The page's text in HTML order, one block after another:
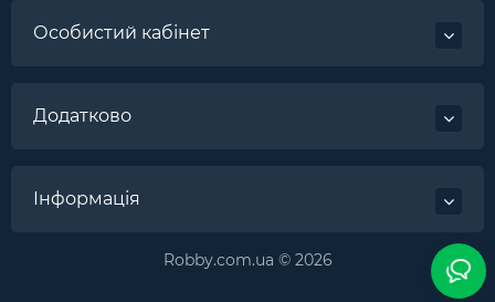
Особистий кабінет
Додатково
Інформація
Robby.com.ua © 2026